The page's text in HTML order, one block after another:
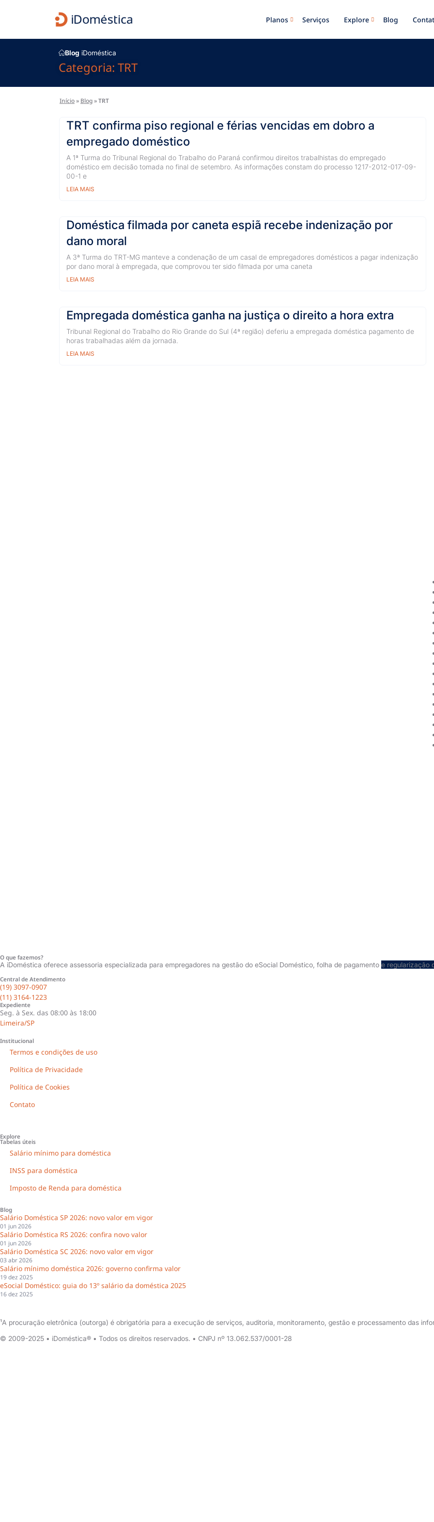
Planos Serviços Explore Blog
Blog iDoméstica
Categoria: TRT
Início» Blog»TRT
TRT confirma piso regional e férias vencidas em dobro a
empregado doméstico
A 1ª Turma do Tribunal Regional do Trabalho do Paraná confirmou direitos trabalhistas do empregado
doméstico em decisão tomada no final de setembro. As informações constam do processo 1217-2012-017-09-
00-1 e
LEIA MAIS
Doméstica filmada por caneta espiã recebe indenização por
dano moral
A 3ª Turma do TRT-MG manteve a condenação de um casal de empregadores domésticos a pagar indenização
por dano moral à empregada, que comprovou ter sido filmada por uma caneta
LEIA MAIS
Empregada doméstica ganha na justiça o direito a hora extra
Tribunal Regional do Trabalho do Rio Grande do Sul (4ª região) deferiu a empregada doméstica pagamento de
horas trabalhadas além da jornada.
LEIA MAIS
O que fazemos?
A iDoméstica oferece assessoria especializada para empregadores na gestão do eSocial Doméstico, folha de pagamento e regularização
Central de Atendimento
(19) 3097-0907
(11) 3164-1223
Expediente
Seg. à Sex. das 08:00 às 18:00
Limeira/SP
Institucional
Termos e condições de uso
Política de Privacidade
Política de Cookies
Contato
Explore
Tabelas úteis
Salário mínimo para doméstica
INSS para doméstica
Imposto de Renda para doméstica
Blog
Salário Doméstica SP 2026: novo valor em vigor
01 jun 2026
Salário Doméstica RS 2026: confira novo valor
01 jun 2026
Salário Doméstica SC 2026: novo valor em vigor
03 abr 2026
Salário mínimo doméstica 2026: governo confirma valor
19 dez 2025
eSocial Doméstico: guia do 13º salário da doméstica 2025
16 dez 2025
¹A procuração eletrônica (outorga) é obrigatória para a execução de serviços, auditoria, monitoramento, gestão e processamento das
© 2009-2025 • iDoméstica® • Todos os direitos reservados. • CNPJ nº 13.062.537/0001-28